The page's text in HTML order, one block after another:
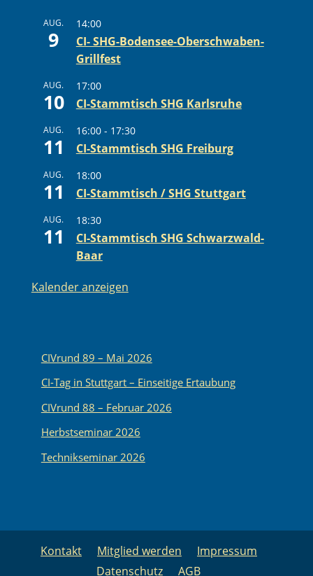
AUG.
9
14:00
CI- SHG-Bodensee-Oberschwaben-
Grillfest
AUG.
10
17:00
CI-Stammtisch SHG Karlsruhe
AUG.
11
16:00- 17:30
CI-Stammtisch SHG Freiburg
AUG.
11
18:00
CI-Stammtisch / SHG Stuttgart
AUG.
11
18:30
CI-Stammtisch SHG Schwarzwald-
Baar
Kalender anzeigen
CIVrund 89 – Mai 2026
CI-Tag in Stuttgart – Einseitige Ertaubung
CIVrund 88 – Februar 2026
Herbstseminar 2026
Technikseminar 2026
Kontakt Mitglied werden
Impressum
Datenschutz
AGB